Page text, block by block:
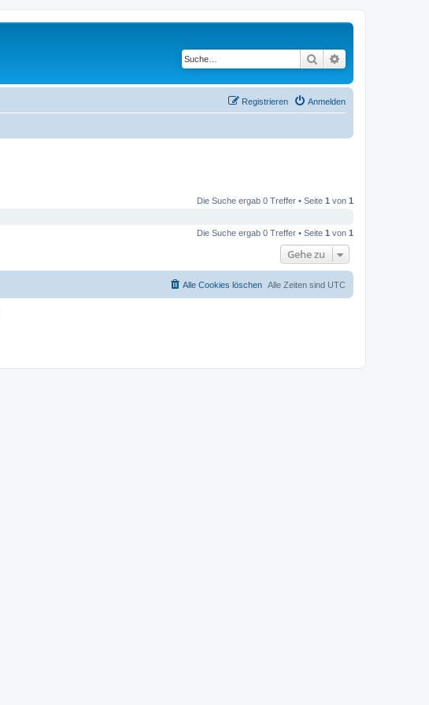
Suche
Anmelden
Registrieren
Die Suche ergab 0 Treffer • Seite 1 von 1
Die Suche ergab 0 Treffer • Seite 1 von 1
Gehe zu
Alle Zeiten sind UTC
Alle Cookies löschen